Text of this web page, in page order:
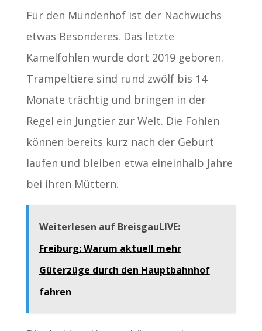
Für den Mundenhof ist der Nachwuchs
etwas Besonderes. Das letzte
Kamelfohlen wurde dort 2019 geboren.
Trampeltiere sind rund zwölf bis 14
Monate trächtig und bringen in der
Regel ein Jungtier zur Welt. Die Fohlen
können bereits kurz nach der Geburt
laufen und bleiben etwa eineinhalb Jahre
bei ihren Müttern.
Weiterlesen auf BreisgauLIVE:
Freiburg: Warum aktuell mehr
Güterzüge durch den Hauptbahnhof
fahren